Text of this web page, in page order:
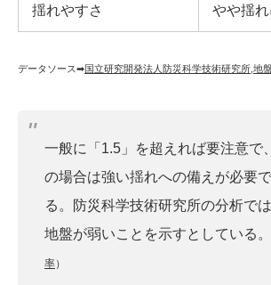
揺れやすさ やや揺
データソース➡︎国立研究開発法人防災科学技術研究所 地
一般に「1.5」を超えれば要注意で
の場合は強い揺れへの備えが必要
る。防災科学技術研究所の分析で
地盤が弱いことを示すとしている。
率）